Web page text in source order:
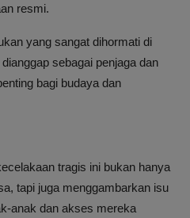
resmi.
yang sangat dihormati di
sebagai penjaga dan
bagi budaya dan
tragis ini bukan hanya
tapi juga menggambarkan isu
anak dan akses mereka